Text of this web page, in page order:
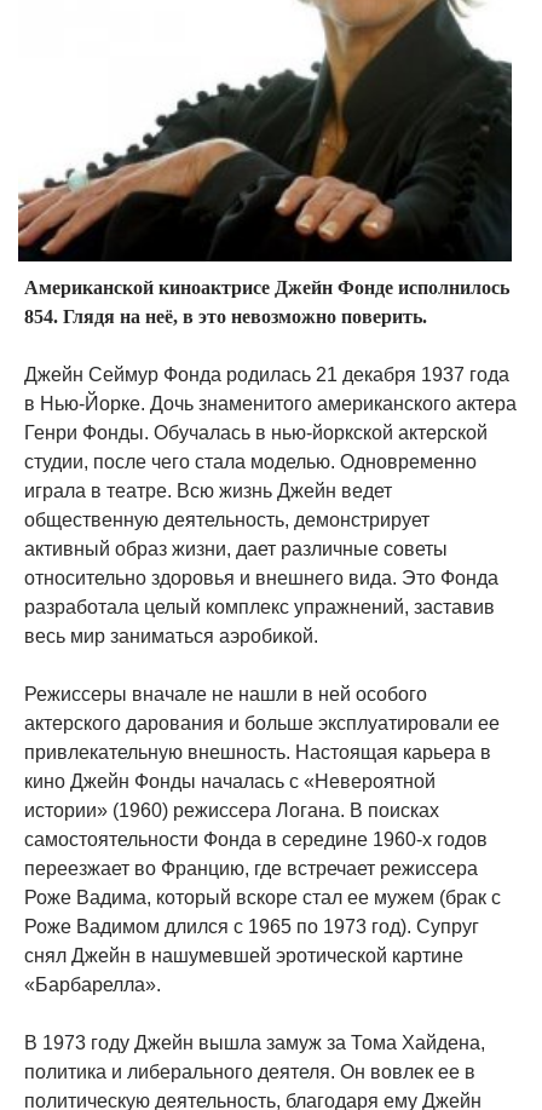
Американской киноактрисе Джейн Фонде исполнилось
854. Глядя на неё, в это невозможно поверить.
Джейн Сеймур Фонда родилась 21 декабря 1937 года
в Нью-Йорке. Дочь знаменитого американского актера
Генри Фонды. Обучалась в нью-йоркской актерской
студии, после чего стала моделью. Одновременно
играла в театре. Всю жизнь Джейн ведет
общественную деятельность, демонстрирует
активный образ жизни, дает различные советы
относительно здоровья и внешнего вида. Это Фонда
разработала целый комплекс упражнений, заставив
весь мир заниматься аэробикой.
Режиссеры вначале не нашли в ней особого
актерского дарования и больше эксплуатировали ее
привлекательную внешность. Настоящая карьера в
кино Джейн Фонды началась с «Невероятной
истории» (1960) режиссера Логана. В поисках
самостоятельности Фонда в середине 1960-х годов
переезжает во Францию, где встречает режиссера
Роже Вадима, который вскоре стал ее мужем (брак с
Роже Вадимом длился с 1965 по 1973 год). Супруг
снял Джейн в нашумевшей эротической картине
«Барбарелла».
В 1973 году Джейн вышла замуж за Тома Хайдена,
политика и либерального деятеля. Он вовлек ее в
политическую деятельность, благодаря ему Джейн